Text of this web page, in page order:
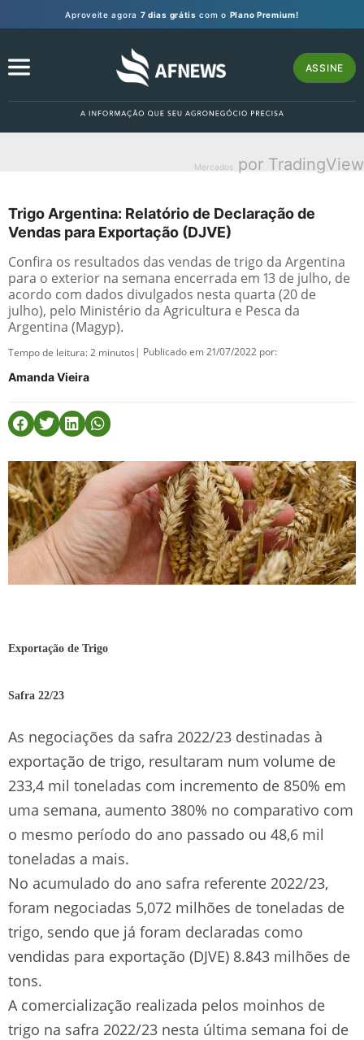
Aproveite agora 7 dias grátis com o Plano Premium!
ASSINE
Mercados por TradingView
Trigo Argentina: Relatório de Declaração de
Vendas para Exportação (DJVE)
Confira os resultados das vendas de trigo da Argentina
para o exterior na semana encerrada em 13 de julho, de
acordo com dados divulgados nesta quarta (20 de
julho), pelo Ministério da Agricultura e Pesca da
Argentina (Magyp).
Tempo de leitura:2 minutos | Publicado em 21/07/2022 por:
Amanda Vieira
Exportação de Trigo
Safra 22/23
As negociações da safra 2022/23 destinadas à
exportação de trigo, resultaram num volume de
233,4 mil toneladas com incremento de 850% em
uma semana, aumento 380% no comparativo com
o mesmo período do ano passado ou 48,6 mil
toneladas a mais.
No acumulado do ano safra referente 2022/23,
foram negociadas 5,072 milhões de toneladas de
trigo, sendo que já foram declaradas como
vendidas para exportação (DJVE) 8.843 milhões de
tons.
A comercialização realizada pelos moinhos de
trigo na safra 2022/23 nesta última semana foi de